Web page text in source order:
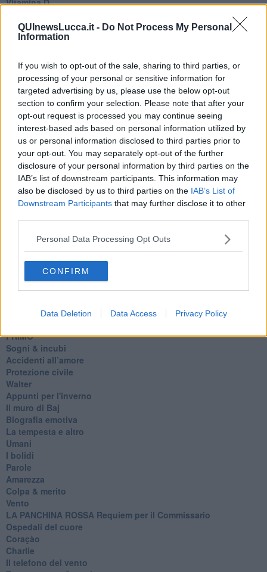
QUInewsLucca.it - Do Not Process My Personal
Information
If you wish to opt-out of the sale, sharing to third parties, or
processing of your personal or sensitive information for
targeted advertising by us, please use the below opt-out
section to confirm your selection. Please note that after your
opt-out request is processed you may continue seeing
interest-based ads based on personal information utilized by
us or personal information disclosed to third parties prior to
your opt-out. You may separately opt-out of the further
disclosure of your personal information by third parties on the
IAB’s list of downstream participants. This information may
also be disclosed by us to third parties on the IAB’s List of
Downstream Participants that may further disclose it to other
Personal Data Processing Opt Outs
CONFIRM
Data Deletion Data Access Privacy Policy
Caso & cambiamento
Com'esuli pensieri
L'evoluzione umana
Ad Astra
Storia di io - Quasi un compito in classe
Quasi una lezione
Spleen
Lettera a un amico
Lettera al sultano
I sogni del mattino
La calura
Armani
Nuvole
Via Firenze
Album
La scadenza
Passo a due
Vivere
Prima di andare via
Triage
PRIMO
Sogni & incubi
Accidenti all’amore
Protezione civile
Walter
Appunti per l'inverno
Il muro di Baj
Biografia emotiva
La tempesta e altro
Umani
I bolidi
Parole
Amarezza
Colpa & merito
Vento
​LA PANCHINA ROSSA Requiem per il Commissario
Ospedali del cuore
Coraçào
Charlie
Il telefono del vento